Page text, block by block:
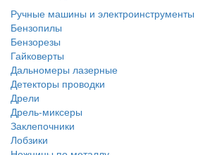
Ручные машины и электроинструменты
Бензопилы
Бензорезы
Гайковерты
Дальномеры лазерные
Детекторы проводки
Дрели
Дрель-миксеры
Заклепочники
Лобзики